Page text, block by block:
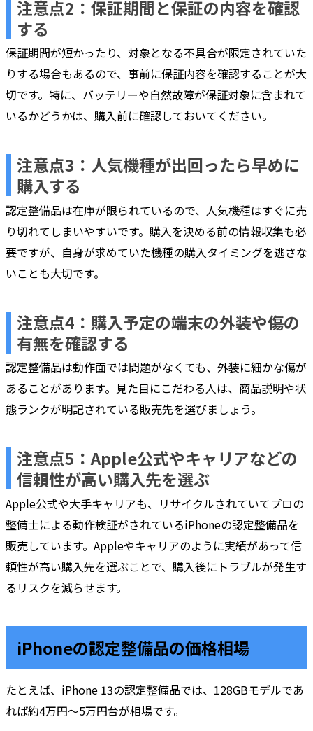
注意点2：保証期間と保証の内容を確認
する
保証期間が短かったり、対象となる不具合が限定されていた
りする場合もあるので、事前に保証内容を確認することが大
切です。特に、バッテリーや自然故障が保証対象に含まれて
いるかどうかは、購入前に確認しておいてください。
注意点3：人気機種が出回ったら早めに
購入する
認定整備品は在庫が限られているので、人気機種はすぐに売
り切れてしまいやすいです。購入を決める前の情報収集も必
要ですが、自身が求めていた機種の購入タイミングを逃さな
いことも大切です。
注意点4：購入予定の端末の外装や傷の
有無を確認する
認定整備品は動作面では問題がなくても、外装に細かな傷が
あることがあります。見た目にこだわる人は、商品説明や状
態ランクが明記されている販売先を選びましょう。
注意点5：Apple公式やキャリアなどの
信頼性が高い購入先を選ぶ
Apple公式や大手キャリアも、リサイクルされていてプロの
整備士による動作検証がされているiPhoneの認定整備品を
販売しています。Appleやキャリアのように実績があって信
頼性が高い購入先を選ぶことで、購入後にトラブルが発生す
るリスクを減らせます。
iPhoneの認定整備品の価格相場
たとえば、iPhone 13の認定整備品では、128GBモデルであ
れば約4万円〜5万円台が相場です。